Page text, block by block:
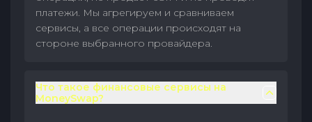
платежи. Мы агрегируем и сравниваем
сервисы, а все операции происходят на
стороне выбранного провайдера.
Что такое финансовые сервисы на
MoneySwap?